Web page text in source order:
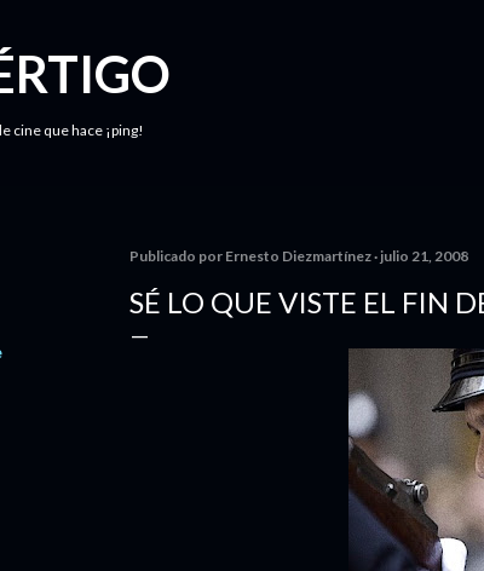
cine que hace ¡ping!
Publicado por Ernesto Diezmartínez julio 21, 2008
SÉ LO QUE VISTE EL FIN